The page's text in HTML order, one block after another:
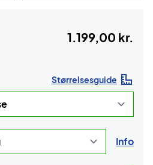
1.199,00 kr.
Størrelsesguide
Info